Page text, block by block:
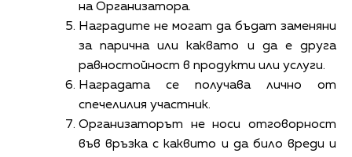
на Организатора.
Наградите не могат да бъдат заменяни
за парична или каквато и да е друга
равностойност в продукти или услуги.
Наградата се получава лично от
спечелилия участник.
Организаторът не носи отговорност
във връзка с каквито и да било вреди и